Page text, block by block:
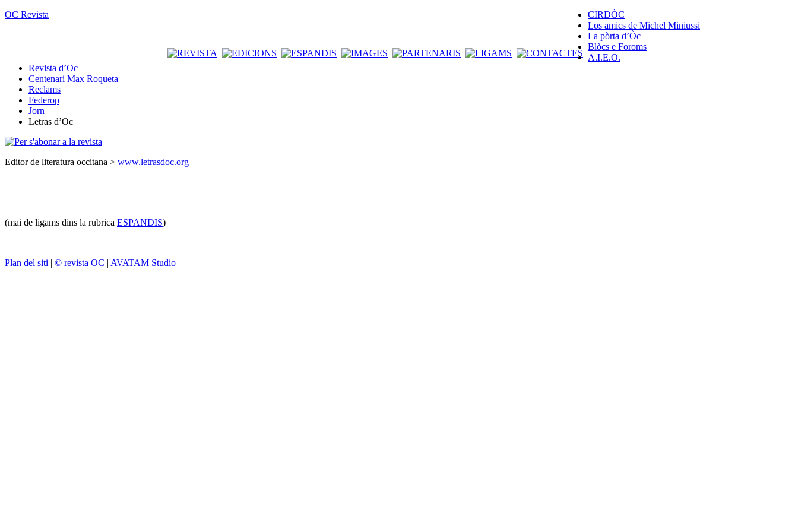
OC Revista
CIRDÒC
Los amics de Michel Miniussi
La pòrta d’Òc
Blòcs e Foroms
A.I.E.O.
Revista d’Oc
Centenari Max Roqueta
Reclams
Federop
Jorn
Letras d’Oc
Editor de literatura occitana > www.letrasdoc.org
(mai de ligams dins la rubrica ESPANDIS)
Plan del siti | © revista OC | AVATAM Studio